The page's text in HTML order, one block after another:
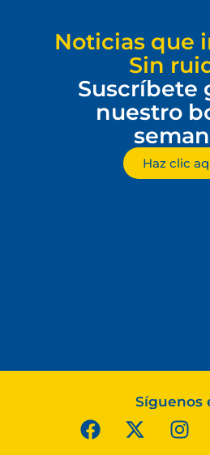
Noticias que
Sin
Suscríbete
nuestro
Haz clic
Síguenos